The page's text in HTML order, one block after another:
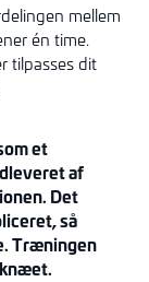
mellem
én time.
tilpasses dit
et
af
Det
så
Træningen
.